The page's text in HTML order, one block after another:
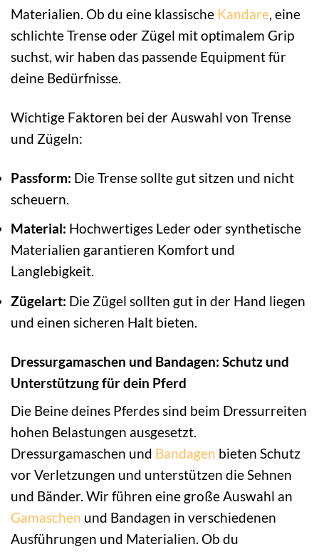
Materialien. Ob du eine klassische Kandare, eine
schlichte Trense oder Zügel mit optimalem Grip
suchst, wir haben das passende Equipment für
deine Bedürfnisse.
Wichtige Faktoren bei der Auswahl von Trense
und Zügeln:
Passform: Die Trense sollte gut sitzen und nicht
scheuern.
Material: Hochwertiges Leder oder synthetische
Materialien garantieren Komfort und
Langlebigkeit.
Zügelart: Die Zügel sollten gut in der Hand liegen
und einen sicheren Halt bieten.
Dressurgamaschen und Bandagen: Schutz und
Unterstützung für dein Pferd
Die Beine deines Pferdes sind beim Dressurreiten
hohen Belastungen ausgesetzt.
Dressurgamaschen und Bandagen bieten Schutz
vor Verletzungen und unterstützen die Sehnen
und Bänder. Wir führen eine große Auswahl an
Gamaschen und Bandagen in verschiedenen
Ausführungen und Materialien. Ob du